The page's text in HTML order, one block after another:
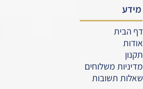
מידע
דף הבית
אודות
תקנון
מדיניות משלוחים
שאלות תשובות